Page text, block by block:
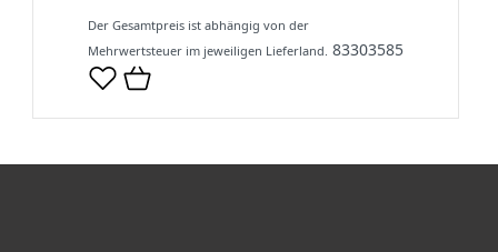
Der Gesamtpreis ist abhängig von der
Mehrwertsteuer im jeweiligen Lieferland. 83303585